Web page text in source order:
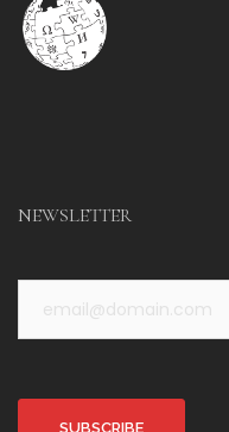
NEWSLETTER